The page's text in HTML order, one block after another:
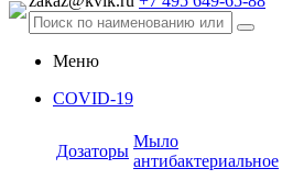
Меню
COVID-19
Дозаторы
Мыло
антибактериальное